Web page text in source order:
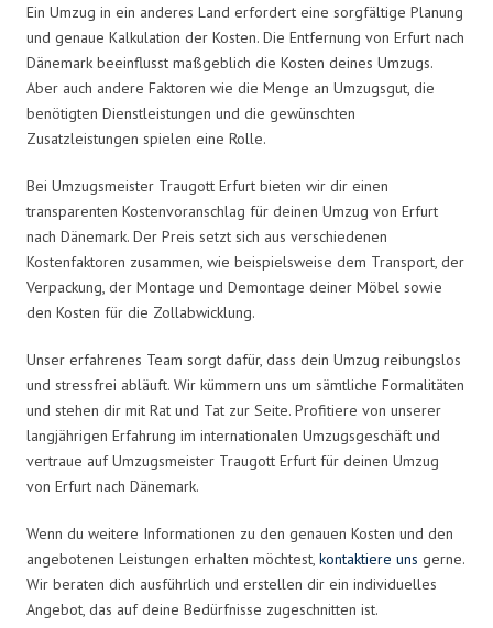
Ein Umzug in ein anderes Land erfordert eine sorgfältige Planung
und genaue Kalkulation der Kosten. Die Entfernung von Erfurt nach
Dänemark beeinflusst maßgeblich die Kosten deines Umzugs.
Aber auch andere Faktoren wie die Menge an Umzugsgut, die
benötigten Dienstleistungen und die gewünschten
Zusatzleistungen spielen eine Rolle.
Bei Umzugsmeister Traugott Erfurt bieten wir dir einen
transparenten Kostenvoranschlag für deinen Umzug von Erfurt
nach Dänemark. Der Preis setzt sich aus verschiedenen
Kostenfaktoren zusammen, wie beispielsweise dem Transport, der
Verpackung, der Montage und Demontage deiner Möbel sowie
den Kosten für die Zollabwicklung.
Unser erfahrenes Team sorgt dafür, dass dein Umzug reibungslos
und stressfrei abläuft. Wir kümmern uns um sämtliche Formalitäten
und stehen dir mit Rat und Tat zur Seite. Profitiere von unserer
langjährigen Erfahrung im internationalen Umzugsgeschäft und
vertraue auf Umzugsmeister Traugott Erfurt für deinen Umzug
von Erfurt nach Dänemark.
Wenn du weitere Informationen zu den genauen Kosten und den
angebotenen Leistungen erhalten möchtest, kontaktiere uns gerne.
Wir beraten dich ausführlich und erstellen dir ein individuelles
Angebot, das auf deine Bedürfnisse zugeschnitten ist.